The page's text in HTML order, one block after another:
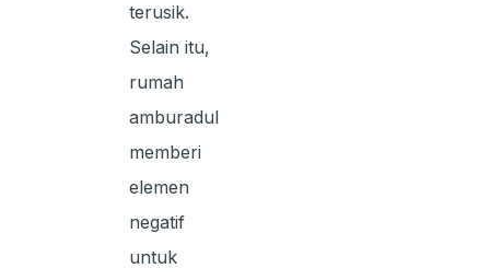
terusik.
Selain itu,
rumah
amburadul
memberi
elemen
negatif
untuk